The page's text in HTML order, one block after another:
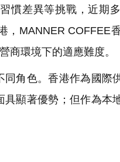
慣差異等挑戰，近期
MANNER COFFEE
商環境下的適應難度。
角色。香港作為國際
顯著優勢；但作為本